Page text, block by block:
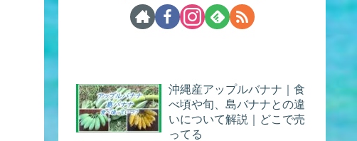
沖縄産アップルバナナ｜食
べ頃や旬、島バナナとの違
いについて解説｜どこで売
ってる